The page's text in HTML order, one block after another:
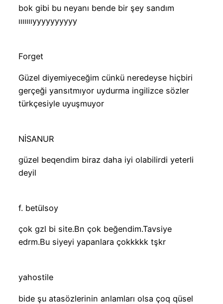
bok gibi bu neyanı bende bir şey sandım
ıııııııyyyyyyyyyy
Forget
Güzel diyemiyeceğim cünkü neredeyse hiçbiri
gerçeği yansıtmıyor uydurma ingilizce sözler
türkçesiyle uyuşmuyor
NİSANUR
güzel beqendim biraz daha iyi olabilirdi yeterli
deyil
f. betülsoy
çok gzl bi site.Bn çok beğendim.Tavsiye
edrm.Bu siyeyi yapanlara çokkkkk tşkr
yahostile
bide şu atasözlerinin anlamları olsa çoq qüsel